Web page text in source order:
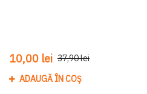
10,00 lei 37,90 lei
ADAUGĂ ÎN COȘ